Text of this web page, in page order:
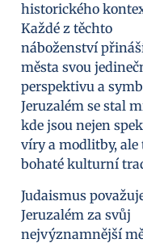
historického
Každé z těchto
náboženství
města svou
perspektivu a
Jeruzalém se stal
kde jsou nejen
víry a modlitby, ale
bohaté kulturní
Judaismus
Jeruzalém za svůj
nejvýznamnější